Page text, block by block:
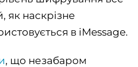
як наскрізне
в iMessage.
, що незабаром